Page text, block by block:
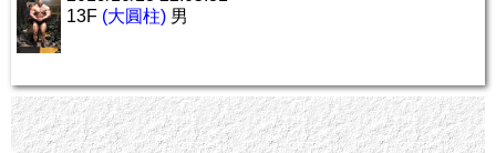
13F (大圓柱) 男